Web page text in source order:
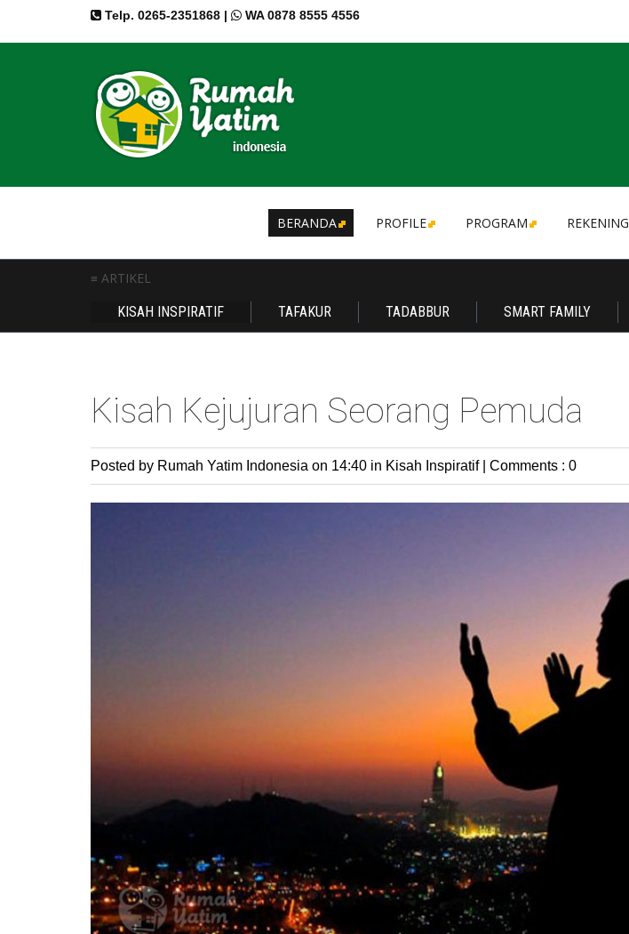
Telp. 0265-2351868 | WA 0878 8555 4556
BERANDA PROFILE PROGRAM REKENING
≡ ARTIKEL
KISAH INSPIRATIF
TAFAKUR TADABBUR SMART FAMILY
Kisah Kejujuran Seorang Pemuda
Posted by Rumah Yatim Indonesia on 14:40 in Kisah Inspiratif Comments : 0